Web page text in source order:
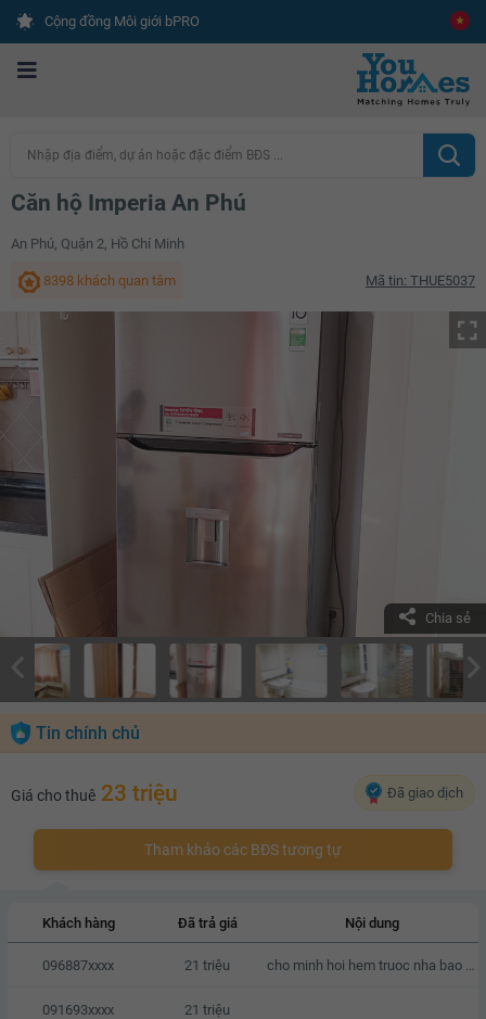
Cộng đồng Môi giới bPRO
Nhập địa điểm, dự án hoặc đặc điểm BĐS ...
Căn hộ Imperia An Phú
An Phú, Quận 2, Hồ Chí Minh
8398 khách quan tâm Mã tin: THUE5037
Chia sẻ
Tin chính chủ
Giá cho thuê 23 triệu Đã giao dịch
Tham khảo các BĐS tương tự
Khách hàng Đã trả giá Nội dung
096887xxxx 21 triệu
091693xxxx 21 triệu